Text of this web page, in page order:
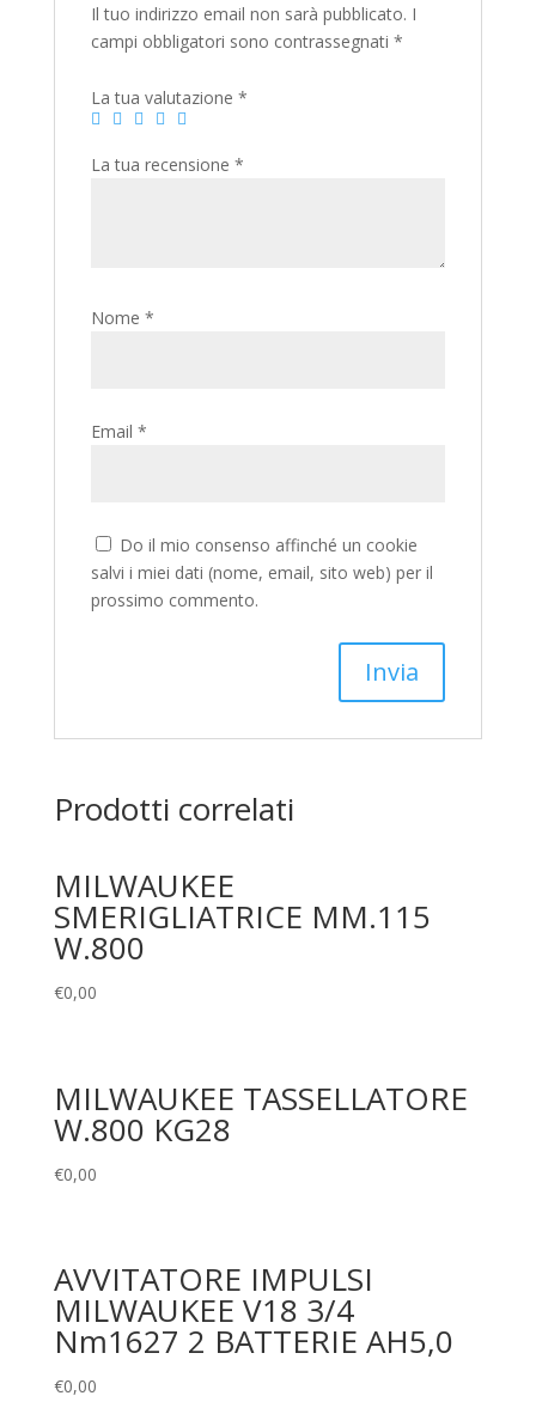
Il tuo indirizzo email non sarà pubblicato. I
campi obbligatori sono contrassegnati *
La tua valutazione *
La tua recensione *
Nome *
Email *
Do il mio consenso affinché un cookie
salvi i miei dati (nome, email, sito web) per il
prossimo commento.
Prodotti correlati
MILWAUKEE
SMERIGLIATRICE MM.115
W.800
€0,00
MILWAUKEE TASSELLATORE
W.800 KG28
€0,00
AVVITATORE IMPULSI
MILWAUKEE V18 3/4
Nm1627 2 BATTERIE AH5,0
€0,00